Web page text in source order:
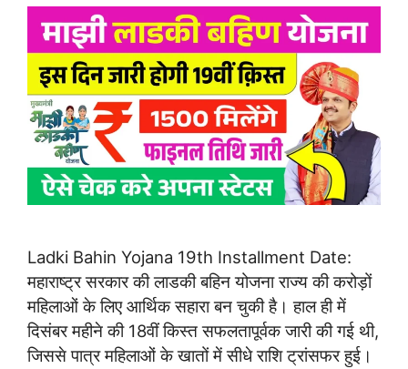
Ladki Bahin Yojana 19th Installment Date:
महाराष्ट्र सरकार की लाडकी बहिन योजना राज्य की करोड़ों
महिलाओं के लिए आर्थिक सहारा बन चुकी है। हाल ही में
दिसंबर महीने की 18वीं किस्त सफलतापूर्वक जारी की गई थी,
जिससे पात्र महिलाओं के खातों में सीधे राशि ट्रांसफर हुई।